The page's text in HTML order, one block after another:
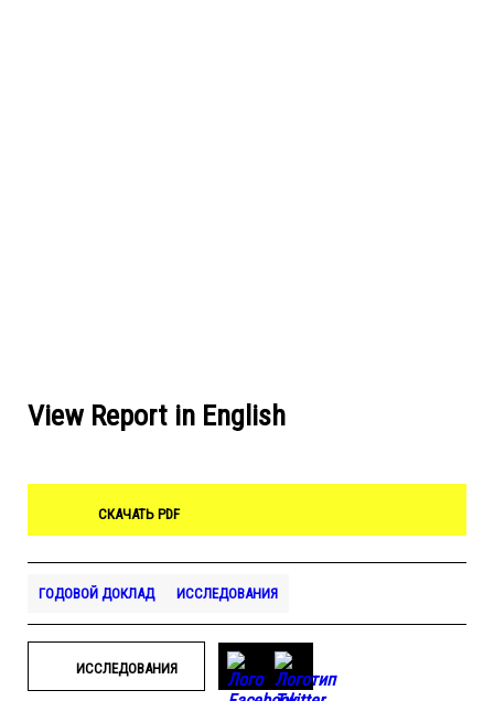
View Report in English
СКАЧАТЬ PDF
ГОДОВОЙ ДОКЛАД ИССЛЕДОВАНИЯ
ИССЛЕДОВАНИЯ